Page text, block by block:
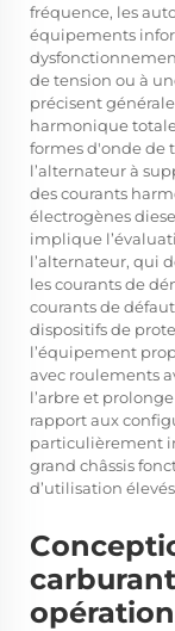
fréquence, les
équipements
de tension ou à
précisent
harmonique
formes d'onde de
l’alternateur à
des courants
électrogènes
implique
l’alternateur, qui
les courants de
courants de
dispositifs de
l’équipement
avec roulements
l’arbre et
rapport aux
particulièrement
grand châssis
d’utilisation